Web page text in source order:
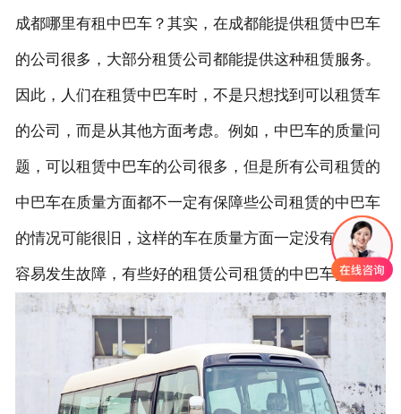
成都哪里有租中巴车？其实，在成都能提供租赁中巴车
的公司很多，大部分租赁公司都能提供这种租赁服务。
因此，人们在租赁中巴车时，不是只想找到可以租赁车
的公司，而是从其他方面考虑。例如，中巴车的质量问
题，可以租赁中巴车的公司很多，但是所有公司租赁的
中巴车在质量方面都不一定有保障些公司租赁的中巴车
的情况可能很旧，这样的车在质量方面一定没有保障，
容易发生故障，有些好的租赁公司租赁的中巴车更新。